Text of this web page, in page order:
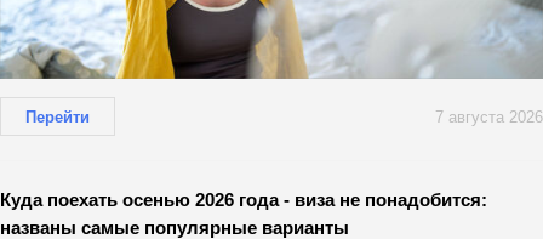
Перейти 7 августа 2026
Куда поехать осенью 2026 года - виза не понадобится:
названы самые популярные варианты